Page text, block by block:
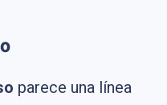
parece una línea